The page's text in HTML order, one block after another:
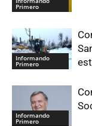
Primero
Informando
Primero
Informando
Primero